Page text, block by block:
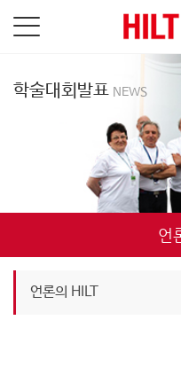
학술대회발표 NEWS
언
언론의 HILT